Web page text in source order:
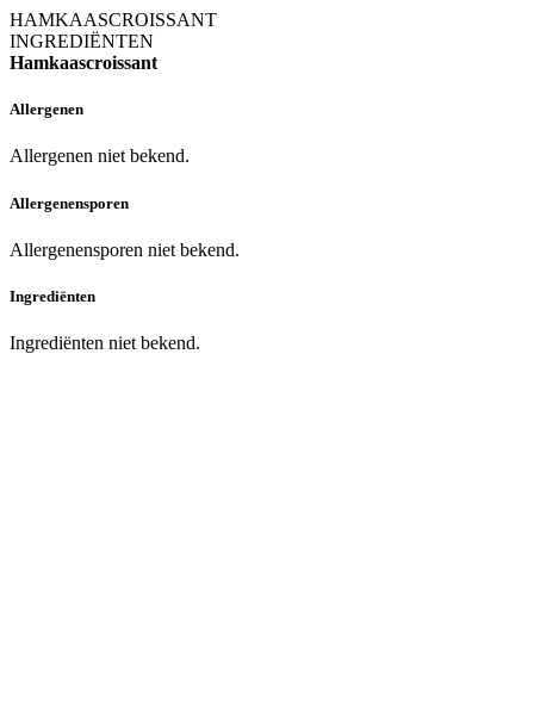
HAMKAASCROISSANT
INGREDIËNTEN
Hamkaascroissant
Allergenen
Allergenen niet bekend.
Allergenensporen
Allergenensporen niet bekend.
Ingrediënten
Ingrediënten niet bekend.